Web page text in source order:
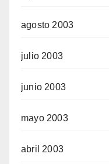
agosto 2003
julio 2003
junio 2003
mayo 2003
abril 2003